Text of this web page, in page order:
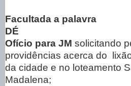
Facultada a palavra
DÉ
Ofício para JM solicitando
providências acerca do
da cidade e no loteamento
Madalena;